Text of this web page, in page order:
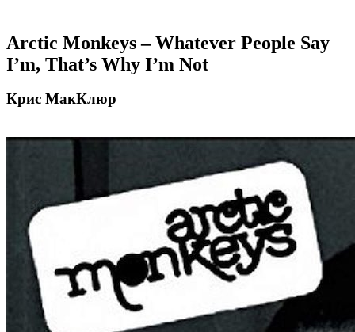
Arctic Monkeys – Whatever People Say
I’m, That’s Why I’m Not
Крис МакКлюр